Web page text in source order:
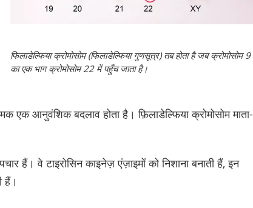
फिलाडेल्फिया क्रोमोसोम (फिलाडेल्फिया गुणसूत्र) तब होता है जब क्रोमोसोम 9
का एक भाग क्रोमोसोम 22 में पहुँच जाता है।
एक आनुवंशिक बदलाव होता है। फ़िलाडेल्फिया क्रोमोसोम माता-
हैं। वे टाइरोसिन काइनेज़ एंज़ाइमों को निशाना बनाती हैं, इन
हैं।